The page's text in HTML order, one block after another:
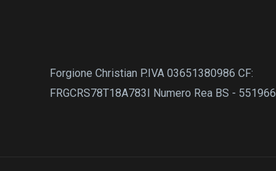
Forgione Christian P.IVA 03651380986 CF:
FRGCRS78T18A783I
Numero Rea BS - 551966